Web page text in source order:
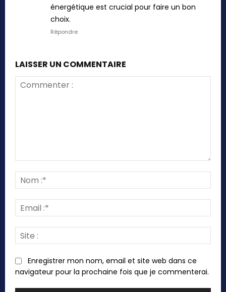
énergétique est crucial pour faire un bon
choix.
Répondre
LAISSER UN COMMENTAIRE
:*
:*
:
Enregistrer mon nom, email et site web dans ce
navigateur pour la prochaine fois que je commenterai.